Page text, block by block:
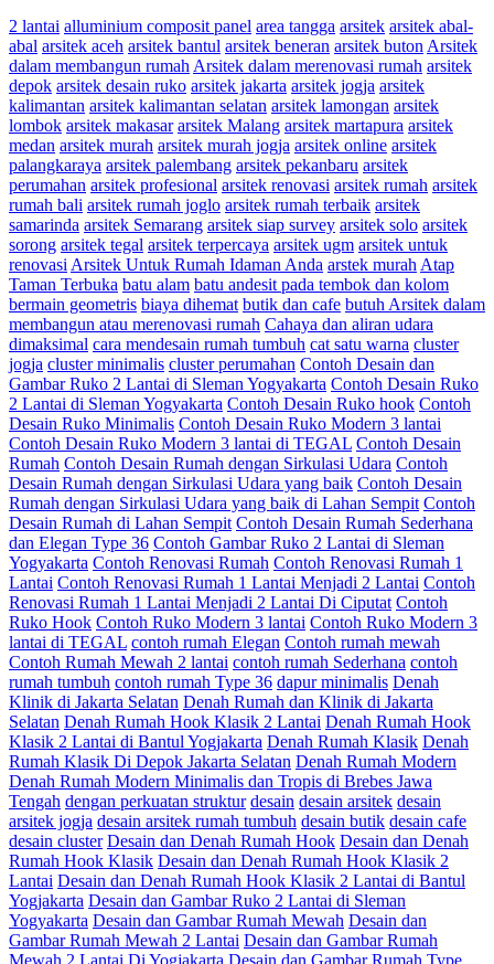
2 lantai alluminium composit panel area tangga arsitek arsitek abal-
abal arsitek aceh arsitek bantul arsitek beneran arsitek buton Arsitek
dalam membangun rumah Arsitek dalam merenovasi rumah arsitek
depok arsitek desain ruko arsitek jakarta arsitek jogja arsitek
kalimantan arsitek kalimantan selatan arsitek lamongan arsitek
lombok arsitek makasar arsitek Malang arsitek martapura arsitek
medan arsitek murah arsitek murah jogja arsitek online arsitek
palangkaraya arsitek palembang arsitek pekanbaru arsitek
perumahan arsitek profesional arsitek renovasi arsitek rumah arsitek
rumah bali arsitek rumah joglo arsitek rumah terbaik arsitek
samarinda arsitek Semarang arsitek siap survey arsitek solo arsitek
sorong arsitek tegal arsitek terpercaya arsitek ugm arsitek untuk
renovasi Arsitek Untuk Rumah Idaman Anda arstek murah Atap
Taman Terbuka batu alam batu andesit pada tembok dan kolom
bermain geometris biaya dihemat butik dan cafe butuh Arsitek dalam
membangun atau merenovasi rumah Cahaya dan aliran udara
dimaksimal cara mendesain rumah tumbuh cat satu warna cluster
jogja cluster minimalis cluster perumahan Contoh Desain dan
Gambar Ruko 2 Lantai di Sleman Yogyakarta Contoh Desain Ruko
2 Lantai di Sleman Yogyakarta Contoh Desain Ruko hook Contoh
Desain Ruko Minimalis Contoh Desain Ruko Modern 3 lantai
Contoh Desain Ruko Modern 3 lantai di TEGAL Contoh Desain
Rumah Contoh Desain Rumah dengan Sirkulasi Udara Contoh
Desain Rumah dengan Sirkulasi Udara yang baik Contoh Desain
Rumah dengan Sirkulasi Udara yang baik di Lahan Sempit Contoh
Desain Rumah di Lahan Sempit Contoh Desain Rumah Sederhana
dan Elegan Type 36 Contoh Gambar Ruko 2 Lantai di Sleman
Yogyakarta Contoh Renovasi Rumah Contoh Renovasi Rumah 1
Lantai Contoh Renovasi Rumah 1 Lantai Menjadi 2 Lantai Contoh
Renovasi Rumah 1 Lantai Menjadi 2 Lantai Di Ciputat Contoh
Ruko Hook Contoh Ruko Modern 3 lantai Contoh Ruko Modern 3
lantai di TEGAL contoh rumah Elegan Contoh rumah mewah
Contoh Rumah Mewah 2 lantai contoh rumah Sederhana contoh
rumah tumbuh contoh rumah Type 36 dapur minimalis Denah
Klinik di Jakarta Selatan Denah Rumah dan Klinik di Jakarta
Selatan Denah Rumah Hook Klasik 2 Lantai Denah Rumah Hook
Klasik 2 Lantai di Bantul Yogjakarta Denah Rumah Klasik Denah
Rumah Klasik Di Depok Jakarta Selatan Denah Rumah Modern
Denah Rumah Modern Minimalis dan Tropis di Brebes Jawa
Tengah dengan perkuatan struktur desain desain arsitek desain
arsitek jogja desain arsitek rumah tumbuh desain butik desain cafe
desain cluster Desain dan Denah Rumah Hook Desain dan Denah
Rumah Hook Klasik Desain dan Denah Rumah Hook Klasik 2
Lantai Desain dan Denah Rumah Hook Klasik 2 Lantai di Bantul
Yogjakarta Desain dan Gambar Ruko 2 Lantai di Sleman
Yogyakarta Desain dan Gambar Rumah Mewah Desain dan
Gambar Rumah Mewah 2 Lantai Desain dan Gambar Rumah